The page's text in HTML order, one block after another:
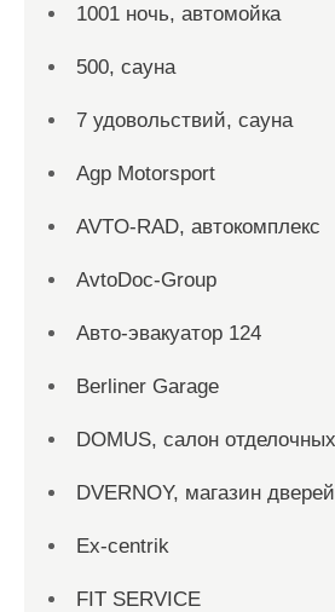
1001 ночь, автомойка
500, сауна
7 удовольствий, сауна
Agp Motorsport
AVTO-RAD, автокомплекс
AvtoDoc-Group
Aвто-эвакуатор 124
Berliner Garage
DOMUS, салон
DVERNOY, магазин
Ex-centrik
FIT SERVICE